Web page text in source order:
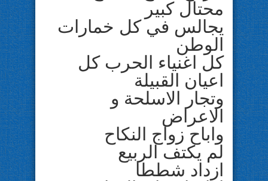
محتال كبير
يجالس في كل خمارات
الوطن
كل اغنياء الحرب كل
اعيان القبيلة
وتجار الاسلحة و
الاعراض
واباح زواج النكاح
لم يكتف الربيع
ازداد شططا